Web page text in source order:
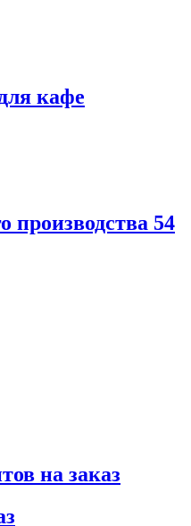
кафе
производства 54
на заказ